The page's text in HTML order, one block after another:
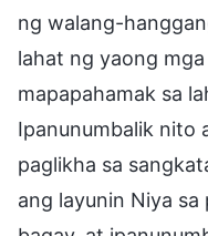
ng walang-
lahat ng yaong
mapapahamak sa
Ipanunumbalik nito
paglikha sa
ang layunin Niya